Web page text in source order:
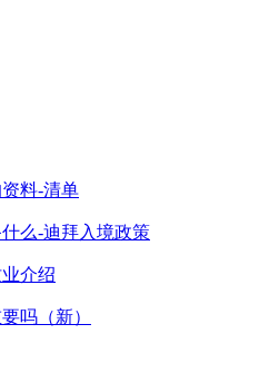
料-清单
么-迪拜入境政策
介绍
吗（新）